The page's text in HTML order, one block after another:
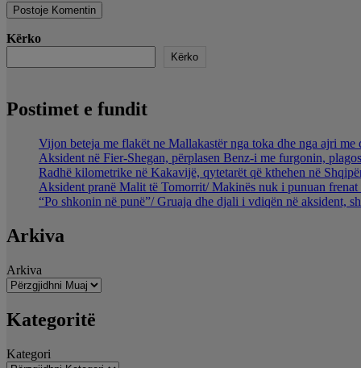
Kërko
Kërko
Postimet e fundit
Vijon beteja me flakët ne Mallakastër nga toka dhe nga ajri me
Aksident në Fier-Shegan, përplasen Benz-i me furgonin,
Radhë kilometrike në Kakavijë, qytetarët që kthehen në
Aksident pranë Malit të Tomorrit/ Makinës nuk i punuan
“Po shkonin në punë”/ Gruaja dhe djali i vdiqën në aksident,
Arkiva
Arkiva
Kategoritë
Kategori